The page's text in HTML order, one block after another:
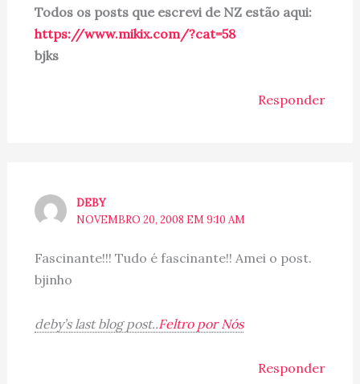
Todos os posts que escrevi de NZ estão aqui:
https://www.mikix.com/?cat=58
bjks
Responder
DEBY
NOVEMBRO 20, 2008 EM 9:10 AM
Fascinante!!! Tudo é fascinante!! Amei o post.
bjinho
deby’s last blog post..Feltro por Nós
Responder